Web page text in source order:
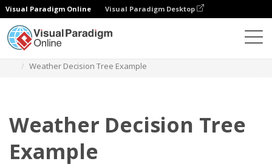
Visual Paradigm Online Visual Paradigm Desktop
Weather Decision Tree Example
Weather Decision Tree
Example